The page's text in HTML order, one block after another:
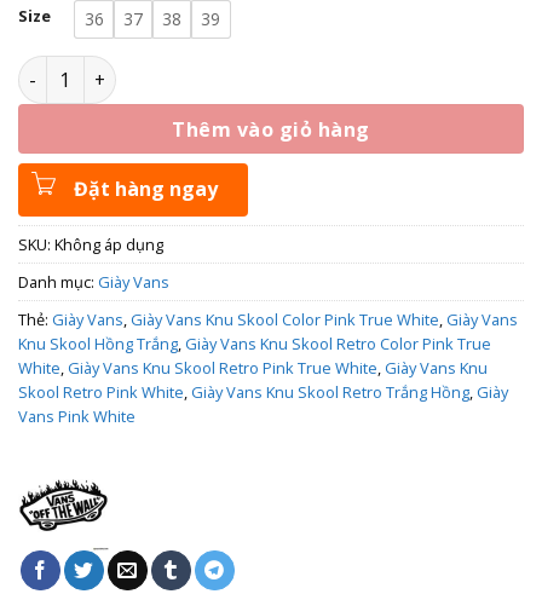
Size 36 37 38 39
Giày Vans Knu Skool Retro Color Pink True White
Thêm vào giỏ hàng
Đặt hàng ngay
SKU: Không áp dụng
Danh mục: Giày Vans
Thẻ: Giày Vans, Giày Vans Knu Skool Color Pink True White, Giày Vans
Knu Skool Hồng Trắng, Giày Vans Knu Skool Retro Color Pink True
White, Giày Vans Knu Skool Retro Pink True White, Giày Vans Knu
Skool Retro Pink White, Giày Vans Knu Skool Retro Trắng Hồng, Giày
Vans Pink White